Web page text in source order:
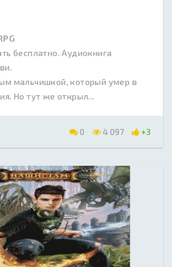
бесплатно. Аудиокнига
мальчишкой, который умер в
Но тут же открыл...
0 4 097 +3